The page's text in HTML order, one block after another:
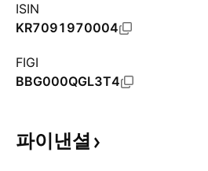
ISIN
KR7091970004
FIGI
BBG000QGL3T4
파이낸셜